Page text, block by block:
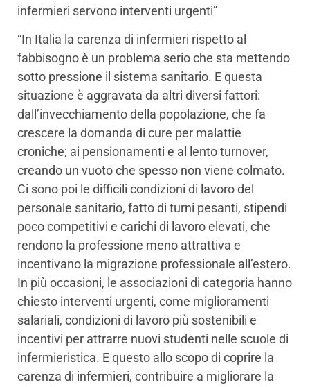
infermieri servono interventi urgenti”
“In Italia la carenza di infermieri rispetto al
fabbisogno è un problema serio che sta mettendo
sotto pressione il sistema sanitario. E questa
situazione è aggravata da altri diversi fattori:
dall’invecchiamento della popolazione, che fa
crescere la domanda di cure per malattie
croniche; ai pensionamenti e al lento turnover,
creando un vuoto che spesso non viene colmato.
Ci sono poi le difficili condizioni di lavoro del
personale sanitario, fatto di turni pesanti, stipendi
poco competitivi e carichi di lavoro elevati, che
rendono la professione meno attrattiva e
incentivano la migrazione professionale all’estero.
In più occasioni, le associazioni di categoria hanno
chiesto interventi urgenti, come miglioramenti
salariali, condizioni di lavoro più sostenibili e
incentivi per attrarre nuovi studenti nelle scuole di
infermieristica. E questo allo scopo di coprire la
carenza di infermieri, contribuire a migliorare la